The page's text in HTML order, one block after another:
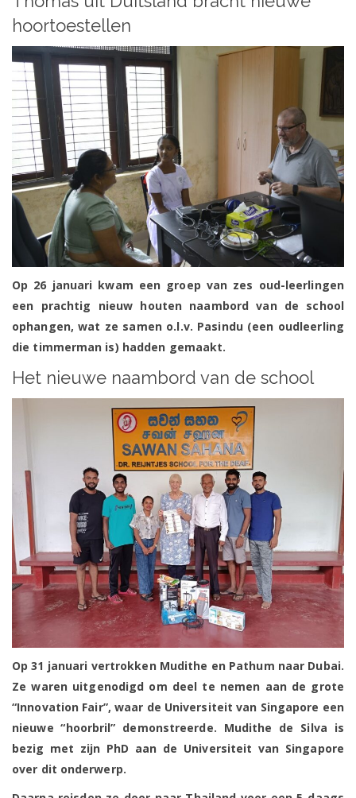
hoortoestellen
Op 26 januari kwam een groep van zes oud-leerlingen
een prachtig nieuw houten naambord van de school
ophangen, wat ze samen o.l.v. Pasindu (een oudleerling
die timmerman is) hadden gemaakt.
Het nieuwe naambord van de school
Op 31 januari vertrokken Mudithe en Pathum naar Dubai.
Ze waren uitgenodigd om deel te nemen aan de grote
“Innovation Fair”, waar de Universiteit van Singapore een
nieuwe “hoorbril” demonstreerde. Mudithe de Silva is
bezig met zijn PhD aan de Universiteit van Singapore
over dit onderwerp.